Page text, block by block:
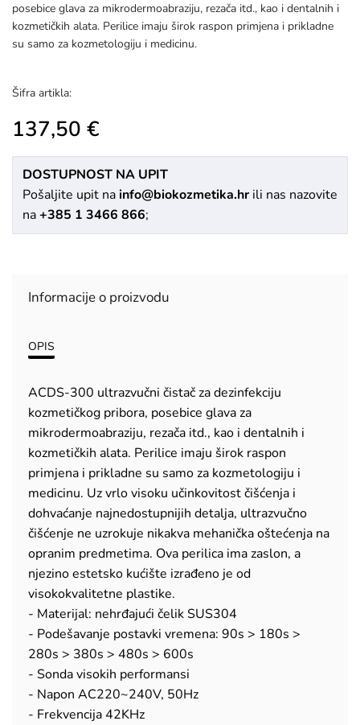
posebice glava za mikrodermoabraziju, rezača itd., kao i dentalnih i
kozmetičkih alata. Perilice imaju širok raspon primjena i prikladne
su samo za kozmetologiju i medicinu.
Šifra artikla:
137,50 €
DOSTUPNOST NA UPIT
Pošaljite upit nainfo@biokozmetika.hrili nas nazovite
na+385 1 3466 866;
Informacije o proizvodu
OPIS
ACDS-300 ultrazvučni čistač za dezinfekciju
kozmetičkog pribora, posebice glava za
mikrodermoabraziju, rezača itd., kao i dentalnih i
kozmetičkih alata. Perilice imaju širok raspon
primjena i prikladne su samo za kozmetologiju i
medicinu. Uz vrlo visoku učinkovitost čišćenja i
dohvaćanje najnedostupnijih detalja, ultrazvučno
čišćenje ne uzrokuje nikakva mehanička oštećenja na
opranim predmetima. Ova perilica ima zaslon, a
njezino estetsko kućište izrađeno je od
visokokvalitetne plastike.
- Materijal: nehrđajući čelik SUS304
- Podešavanje postavki vremena: 90s > 180s >
280s > 380s > 480s > 600s
- Sonda visokih performansi
- Napon AC220~240V, 50Hz
- Frekvencija 42KHz